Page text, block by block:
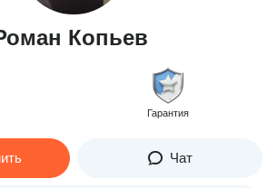
Копьев
Гарантия
Чат